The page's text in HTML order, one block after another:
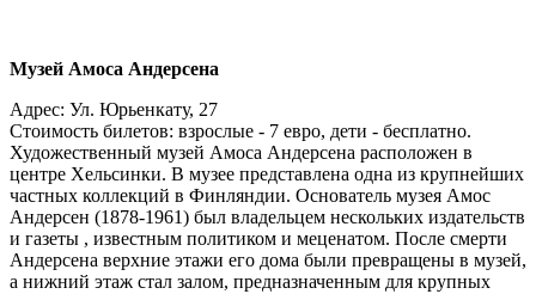
Музей Амоса Андерсена
Адрес: Ул. Юрьенкату, 27
Стоимость билетов: взрослые - 7 евро, дети - бесплатно.
Художественный музей Амоса Андерсена расположен в
центре Хельсинки. В музее представлена одна из крупнейших
частных коллекций в Финляндии. Основатель музея Амос
Андерсен (1878-1961) был владельцем нескольких издательств
и газеты , известным политиком и меценатом. После смерти
Андерсена верхние этажи его дома были превращены в музей,
а нижний этаж стал залом, предназначенным для крупных